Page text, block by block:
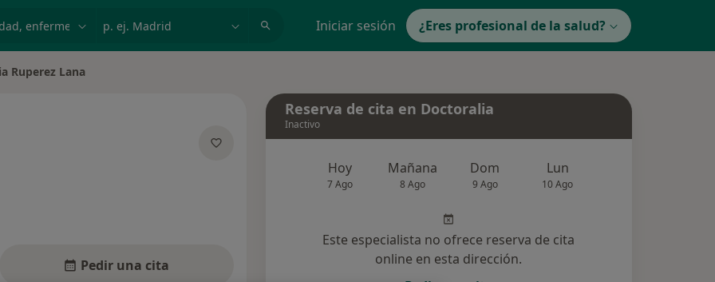
Iniciar sesión ¿Eres profesional de la salud?
de ciudad
Ruperez Lana
Pedir una cita
Reserva de cita en Doctoralia
Inactivo
Hoy
7 Ago
Mañana
8 Ago
Dom
9 Ago
Lun
10 Ago
Este especialista no ofrece reserva de cita
online en esta dirección.